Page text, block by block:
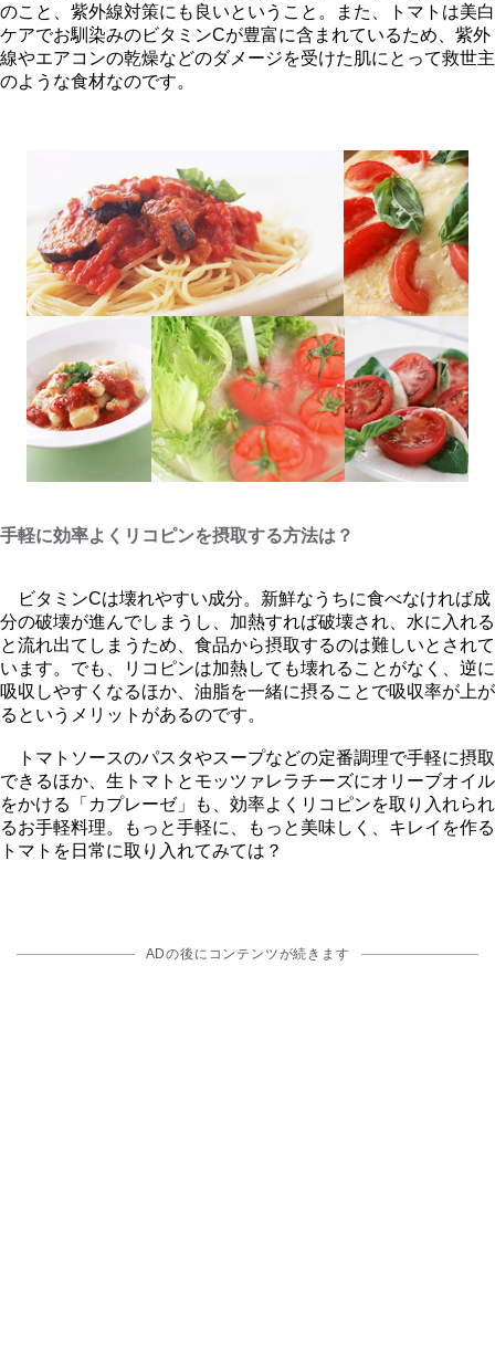
のこと、紫外線対策にも良いということ。また、トマトは美白
ケアでお馴染みのビタミンCが豊富に含まれているため、紫外
線やエアコンの乾燥などのダメージを受けた肌にとって救世主
のような食材なのです。
手軽に効率よくリコピンを摂取する方法は？
ビタミンCは壊れやすい成分。新鮮なうちに食べなければ成
分の破壊が進んでしまうし、加熱すれば破壊され、水に入れる
と流れ出てしまうため、食品から摂取するのは難しいとされて
います。でも、リコピンは加熱しても壊れることがなく、逆に
吸収しやすくなるほか、油脂を一緒に摂ることで吸収率が上が
るというメリットがあるのです。
トマトソースのパスタやスープなどの定番調理で手軽に摂取
できるほか、生トマトとモッツァレラチーズにオリーブオイル
をかける「カプレーゼ」も、効率よくリコピンを取り入れられ
るお手軽料理。もっと手軽に、もっと美味しく、キレイを作る
トマトを日常に取り入れてみては？
ADの後にコンテンツが続きます